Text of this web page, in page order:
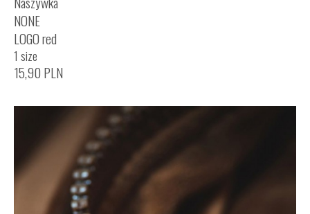
NONE
LOGO red
1 size
15,90 PLN